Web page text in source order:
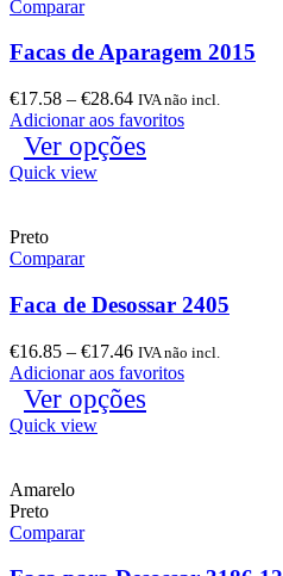
Comparar
Facas de Aparagem 2015
€17.58 – €28.64 IVA não incl.
Adicionar aos favoritos
Ver opções
Quick view
Preto
Comparar
Faca de Desossar 2405
€16.85 – €17.46 IVA não incl.
Adicionar aos favoritos
Ver opções
Quick view
Amarelo
Preto
Comparar